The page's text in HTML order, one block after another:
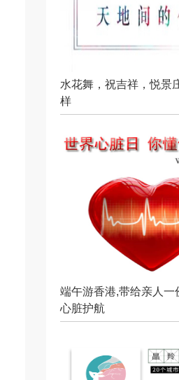
水花舞，祝吉祥，悦景
样
端午游香港,带给亲人一
心脏护航